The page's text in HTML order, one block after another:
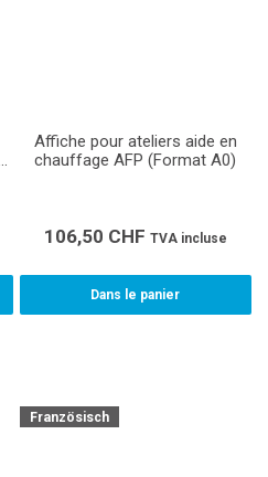
Affiche pour ateliers aide en
chauffage AFP (Format A0)
106,50 CHF TVA incluse
Dans le panier
Französisch